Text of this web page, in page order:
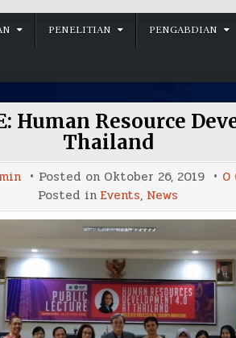
PENELITIAN PENGABDIAN
Human Resource
Thailand
Posted on Oktober 26, 2019 0
Posted in Events, News